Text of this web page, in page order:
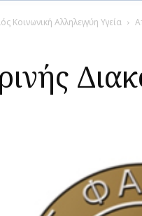
Κοινωνική Αλληλεγγύη Υγεία